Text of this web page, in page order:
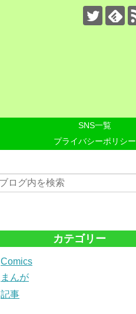
SNS一覧
プライバシーポリシー
カテゴリー
Comics
まんが
記事